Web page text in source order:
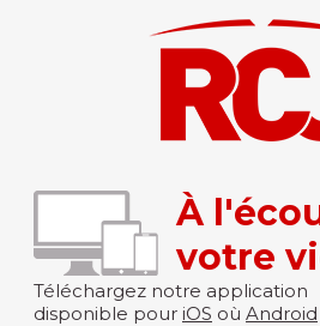
À
votre
Téléchargez notre application
disponible pour iOS où Android